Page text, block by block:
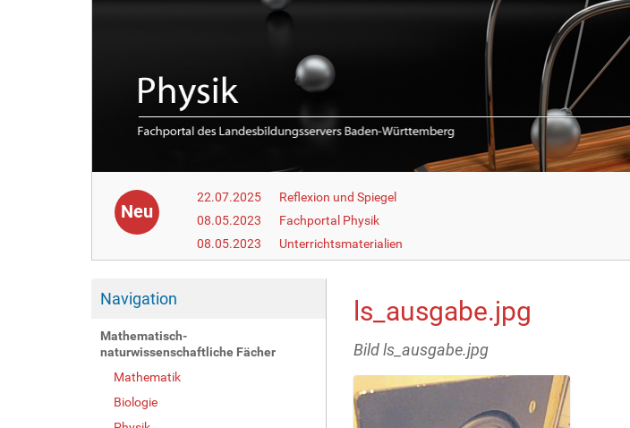
Neu
22.07.2025
Reflexion und Spiegel
08.05.2023
Fachportal Physik
08.05.2023
Unterrichtsmaterialien
Navigation
Mathematisch-
naturwissenschaftliche Fächer
Mathematik
Biologie
ls_ausgabe.jpg
Bild ls_ausgabe.jpg